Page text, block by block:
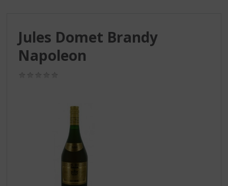
Jules Domet Brandy
Napoleon